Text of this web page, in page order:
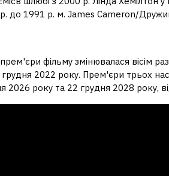
до 1991 р. м. James Cameron/
фільму змінювалася вісім
2022 року. Прем'єри трьох
2026 року та 22 грудня 2028 року,